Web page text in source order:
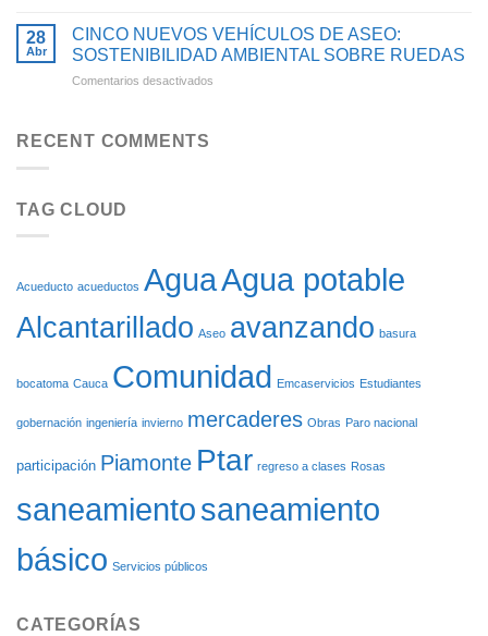
CAUCA
DE
ACUEDUCTO
ACUEDUCTO
LA
DE
4.000
HABITANTES
DEL
ACUEDUCTO
CARGACHIQUILLO
28
Abr
CINCO NUEVOS VEHÍCULOS DE ASEO:
SOSTENIBILIDAD AMBIENTAL SOBRE RUEDAS
Comentarios desactivados
RECENT COMMENTS
TAG CLOUD
Acueducto acueductos AguaAgua potable
Alcantarillado Aseo avanzando basura
bocatoma Cauca Comunidad Emcaservicios Estudiantes
gobernación ingeniería invierno mercaderes Obras Paro nacional
participación Piamonte Ptar regreso a clases Rosas
saneamientosaneamiento
básico Servicios públicos
CATEGORÍAS